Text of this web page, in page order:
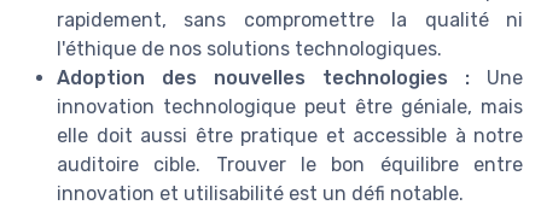
rapidement, sans compromettre la qualité ni
l'éthique de nos solutions technologiques.
Adoption des nouvelles technologies : Une
innovation technologique peut être géniale, mais
elle doit aussi être pratique et accessible à notre
auditoire cible. Trouver le bon équilibre entre
innovation et utilisabilité est un défi notable.